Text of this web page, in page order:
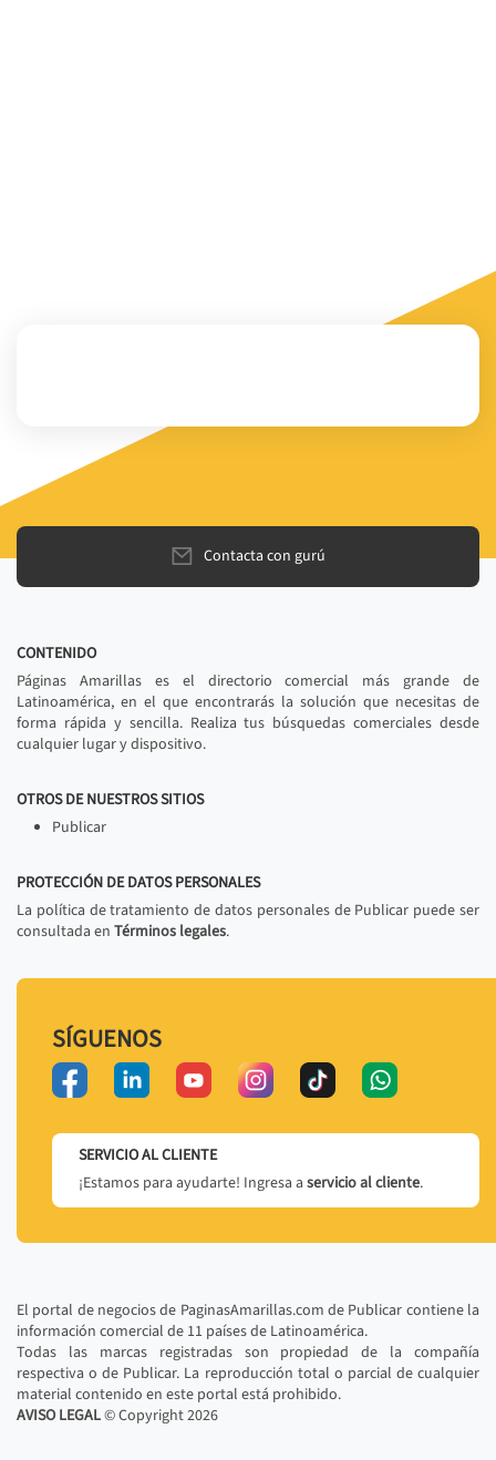
Contacta con gurú
CONTENIDO
Páginas Amarillas es el directorio comercial más grande de
Latinoamérica, en el que encontrarás la solución que necesitas de
forma rápida y sencilla. Realiza tus búsquedas comerciales desde
cualquier lugar y dispositivo.
OTROS DE NUESTROS SITIOS
Publicar
PROTECCIÓN DE DATOS PERSONALES
La política de tratamiento de datos personales de Publicar puede ser
consultada en Términos legales.
SÍGUENOS
SERVICIO AL CLIENTE
¡Estamos para ayudarte! Ingresa a servicio al cliente.
El portal de negocios de PaginasAmarillas.com de Publicar contiene la
información comercial de 11 países de Latinoamérica.
Todas las marcas registradas son propiedad de la compañía
respectiva o de Publicar. La reproducción total o parcial de cualquier
material contenido en este portal está prohibido.
AVISO LEGAL© Copyright2026